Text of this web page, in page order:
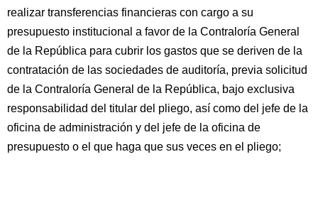
realizar transferencias financieras con cargo a su
presupuesto institucional a favor de la Contraloría General
de la República para cubrir los gastos que se deriven de la
contratación de las sociedades de auditoría, previa solicitud
de la Contraloría General de la República, bajo exclusiva
responsabilidad del titular del pliego, así como del jefe de la
oficina de administración y del jefe de la oficina de
presupuesto o el que haga que sus veces en el pliego;